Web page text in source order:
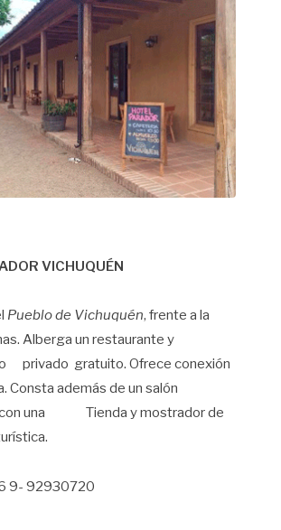
VICHUQUÉN
Pueblo de Vichuquén, frente a la
Alberga un restaurante y
privado gratuito. Ofrece conexión
Consta además de un salón
con una Tienda y mostrador de
9- 92930720